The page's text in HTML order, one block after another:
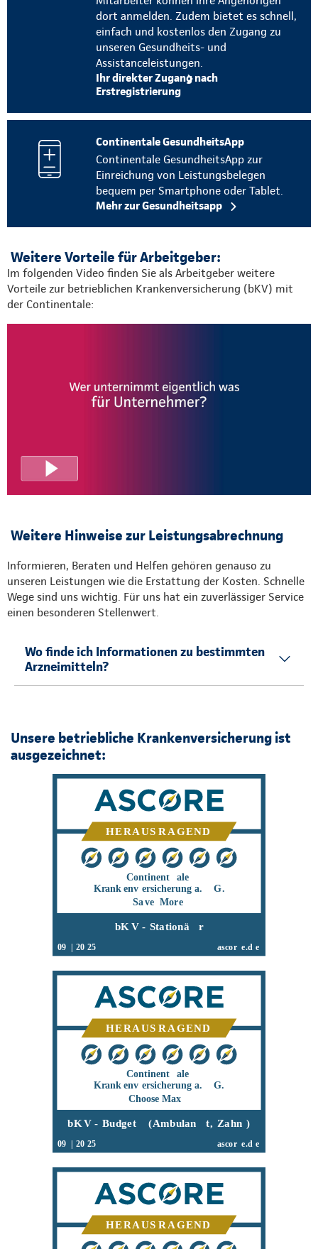
dort anmelden. Zudem bietet es schnell,
einfach und kostenlos den Zugang zu
unseren Gesundheits- und
Assistanceleistungen.
Ihr direkter Zugang nach
Erstregistrierung
Continentale GesundheitsApp
Continentale GesundheitsApp zur
Einreichung von Leistungsbelegen
bequem per Smartphone oder Tablet.
Mehr zur Gesundheitsapp
Weitere Vorteile für Arbeitgeber:
Im folgenden Video finden Sie als Arbeitgeber weitere
Vorteile zur betrieblichen Krankenversicherung (bKV) mit
der Continentale:
Weitere Hinweise zur Leistungsabrechnung
Informieren, Beraten und Helfen gehören genauso zu
unseren Leistungen wie die Erstattung der Kosten. Schnelle
Wege sind uns wichtig. Für uns hat ein zuverlässiger Service
einen besonderen Stellenwert.
Wo finde ich Informationen zu bestimmten
Arzneimitteln?
Unsere betriebliche Krankenversicherung ist
ausgezeichnet: